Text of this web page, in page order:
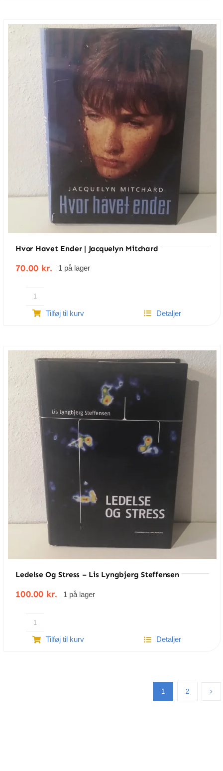
personale
forældre
antal
Hvor Havet Ender | Jacquelyn Mitchard
70.00 kr. 1 på lager
havet
Jacquelyn
Mitchard
antal
Tilføj til kurv Detaljer
Ledelse Og Stress – Lis Lyngbjerg Steffensen
100.00 kr. 1 på lager
og
Tilføj til kurv Detaljer
1 2